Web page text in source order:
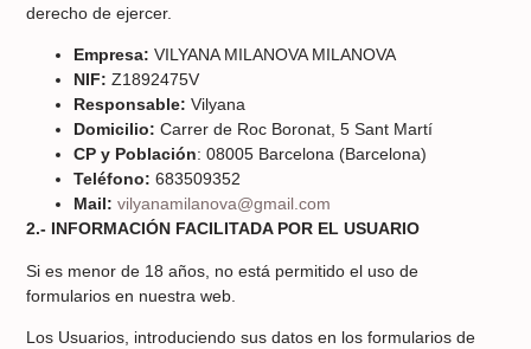
derecho de ejercer.
Empresa:VILYANA MILANOVA MILANOVA
NIF:Z1892475V
Responsable:Vilyana
Domicilio:Carrer de Roc Boronat, 5 Sant Martí
CP y Población: 08005 Barcelona (Barcelona)
Teléfono:683509352
Mail:vilyanamilanova@gmail.com
2.- INFORMACIÓN FACILITADA POR EL USUARIO
Si es menor de 18 años, no está permitido el uso de
formularios en nuestra web.
Los Usuarios, introduciendo sus datos en los formularios de